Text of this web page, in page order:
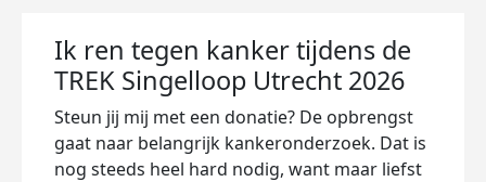
Ik ren tegen kanker tijdens de
TREK Singelloop Utrecht 2026
Steun jij mij met een donatie? De opbrengst
gaat naar belangrijk kankeronderzoek. Dat is
nog steeds heel hard nodig, want maar liefst